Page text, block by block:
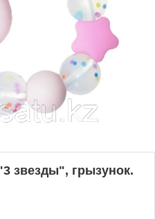
звезды", грызунок.